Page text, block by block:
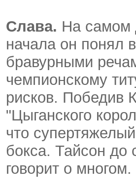
Слава. На самом
начала он понял
бравурными
чемпионскому
рисков. Победив
"Цыганского
что
бокса. Тайсон до
говорит о многом.